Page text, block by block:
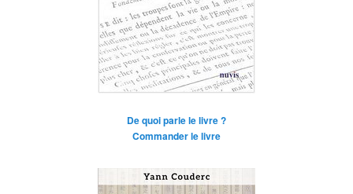
De quoi parle le livre ?
Commander le livre